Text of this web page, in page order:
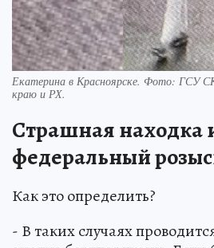
Екатерина в Красноярске. Фото: ГСУ
краю и РХ.
Страшная находка
федеральный
Как это определить?
- В таких случаях